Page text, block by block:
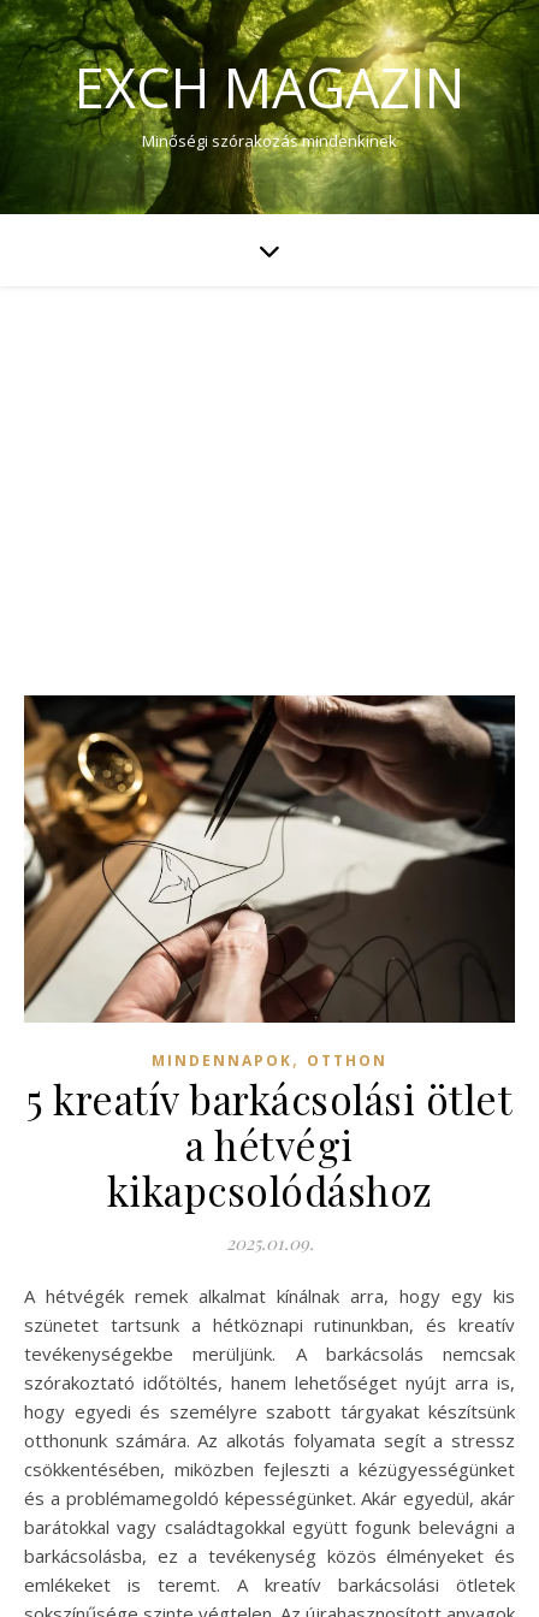
EXCH MAGAZIN
Minőségi szórakozás mindenkinek
MINDENNAPOK, OTTHON
5 kreatív barkácsolási ötlet
a hétvégi
kikapcsolódáshoz
2025.01.09.
A hétvégék remek alkalmat kínálnak arra, hogy egy kis
szünetet tartsunk a hétköznapi rutinunkban, és kreatív
tevékenységekbe merüljünk. A barkácsolás nemcsak
szórakoztató időtöltés, hanem lehetőséget nyújt arra is,
hogy egyedi és személyre szabott tárgyakat készítsünk
otthonunk számára. Az alkotás folyamata segít a stressz
csökkentésében, miközben fejleszti a kézügyességünket
és a problémamegoldó képességünket. Akár egyedül, akár
barátokkal vagy családtagokkal együtt fogunk belevágni a
barkácsolásba, ez a tevékenység közös élményeket és
emlékeket is teremt. A kreatív barkácsolási ötletek